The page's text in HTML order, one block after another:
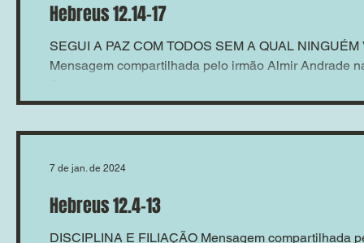
Hebreus 12.14-17
SEGUI A PAZ COM TODOS SEM A QUAL
Mensagem compartilhada pelo irmão Almir Andrade
Hebreus 12.4-13
DISCIPLINA E FILIAÇÃO Mensagem compartilhada
7 de jan. de 2024